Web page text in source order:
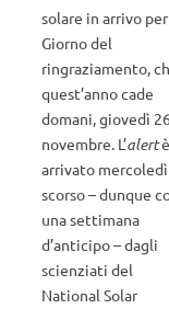
solare in arrivo
Giorno del
ringraziamento,
quest’anno cade
domani, giovedì 26
novembre. L’alertè
arrivato mercoledì
scorso – dunque
una settimana
d’anticipo – dagli
scienziati del
National Solar